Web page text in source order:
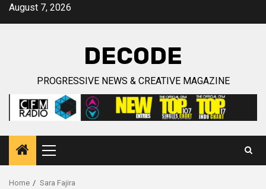
SkipAugust 7, 2026
DECODE
PROGRESSIVE NEWS & CREATIVE MAGAZINE
Primary
Menu
Home Sara Fajira